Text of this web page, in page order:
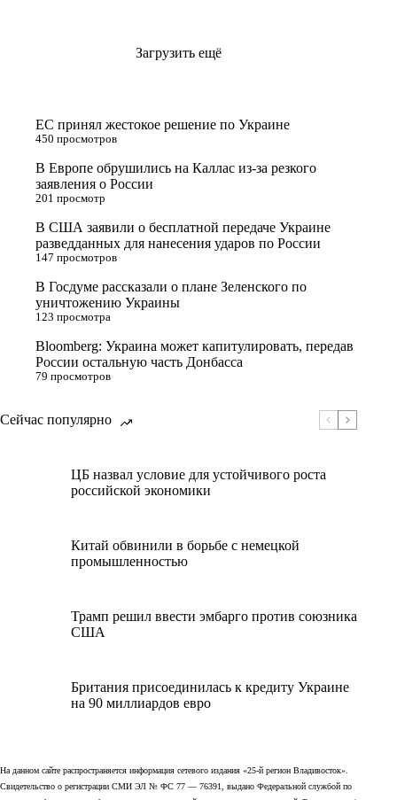
Загрузить ещё
ЕС принял жестокое решение по Украине
450 просмотров
В Европе обрушились на Каллас из-за резкого
заявления о России
201 просмотр
В США заявили о бесплатной передаче Украине
разведданных для нанесения ударов по России
147 просмотров
В Госдуме рассказали о плане Зеленского по
уничтожению Украины
123 просмотра
Bloomberg: Украина может капитулировать, передав
России остальную часть Донбасса
79 просмотров
Сейчас популярно
ЦБ назвал условие для устойчивого роста
российской экономики
Китай обвинили в борьбе с немецкой
промышленностью
Трамп решил ввести эмбарго против союзника
США
Британия присоединилась к кредиту Украине
на 90 миллиардов евро
На данном сайте распространяется информация сетевого издания «25-й регион Владивосток».
Свидетельство о регистрации СМИ ЭЛ № ФС 77 — 76391, выдано Федеральной службой по